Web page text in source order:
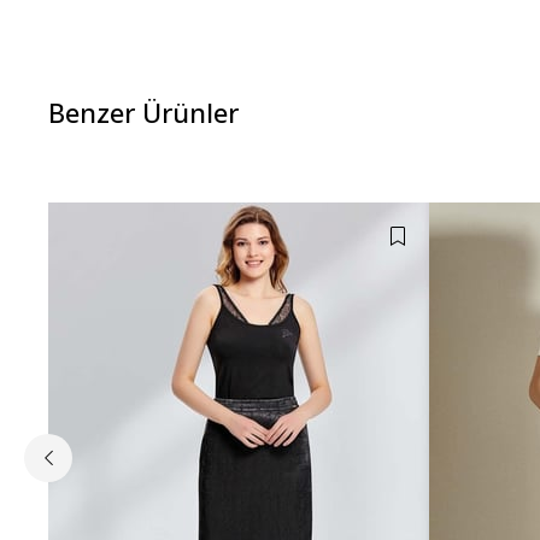
Benzer Ürünler